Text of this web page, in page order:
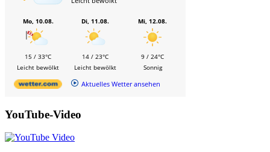
Mo, 10.08.
15 / 33°C
Leicht bewölkt
Di, 11.08.
14 / 23°C
Leicht bewölkt
Mi, 12.08.
9 / 24°C
Sonnig
Aktuelles Wetter ansehen
YouTube-Video